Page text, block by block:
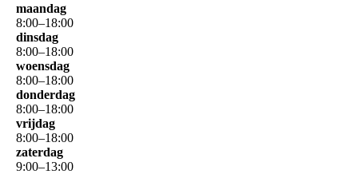
maandag
8:00–18:00
dinsdag
8:00–18:00
woensdag
8:00–18:00
donderdag
8:00–18:00
vrijdag
8:00–18:00
zaterdag
9:00–13:00